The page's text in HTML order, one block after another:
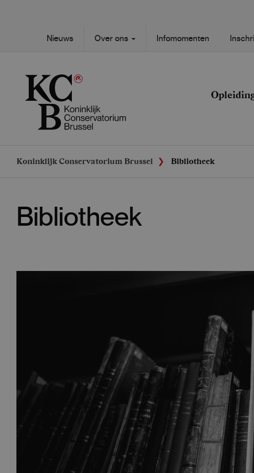
Secondary
navigation
Nieuws Over ons Infomomenten
navigation
Koninklijk Conservatorium Brussel Bibliotheek
Bibliotheek